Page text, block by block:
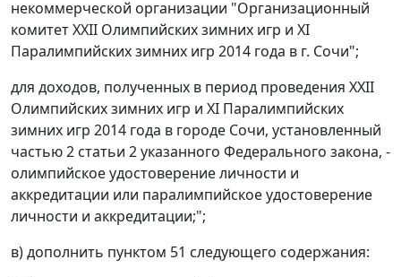
некоммерческой организации "Организационный
комитет XXII Олимпийских зимних игр и XI
Паралимпийских зимних игр 2014 года в г. Сочи";
для доходов, полученных в период проведения XXII
Олимпийских зимних игр и XI Паралимпийских
зимних игр 2014 года в городе Сочи, установленный
частью 2 статьи 2 указанного Федерального закона, -
олимпийское удостоверение личности и
аккредитации или паралимпийское удостоверение
личности и аккредитации;";
в) дополнить пунктом 51 следующего содержания: